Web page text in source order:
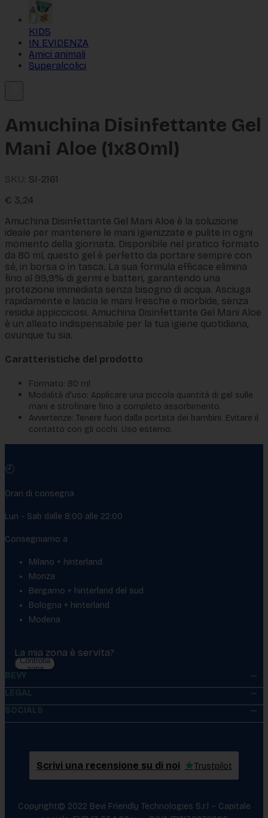
KIDS
IN EVIDENZA
Amici animali
Superalcolici
Amuchina Disinfettante Gel
Mani Aloe (1x80ml)
SKU: SI-2161
€ 3,24
Amuchina Disinfettante Gel Mani Aloe è la soluzione
ideale per mantenere le mani igienizzate e pulite in ogni
momento della giornata. Disponibile nel pratico formato
da 80 ml, questo gel è perfetto da portare sempre con
sé, in borsa o in tasca. La sua formula efficace elimina
fino al 99,9% di germi e batteri, garantendo una
protezione immediata senza bisogno di acqua. Asciuga
rapidamente e lascia le mani fresche e morbide, senza
residui appiccicosi. Amuchina Disinfettante Gel Mani Aloe
è un alleato indispensabile per la tua igiene quotidiana,
ovunque tu sia.
Caratteristiche del prodotto
Formato: 80 ml
Modalità d'uso: Applicare una piccola quantità di gel sulle
mani e strofinare fino a completo assorbimento.
Avvertenze: Tenere fuori dalla portata dei bambini. Evitare il
contatto con gli occhi. Uso esterno.
🕘
Orari di consegna
Lun - Sab dalle 8:00 alle 22:00
Consegniamo a
Milano + hinterland
Monza
Bergamo + hinterland del sud
Bologna + hinterland
Modena
La mia zona è servita?
Controlla
zona
BEVY
LEGAL
SOCIALS
Scrivi una recensione su di noi ★Trustpilot
Copyright© 2022 Bevi Friendly Technologies S.r.l – Capitale